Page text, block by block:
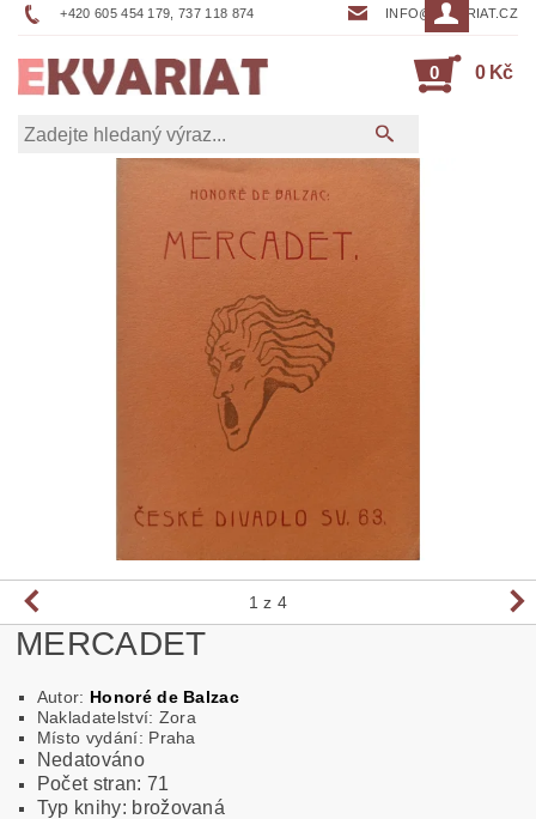
+420 605 454 179, 737 118 874 INFO@EKVARIAT.CZ
0 0 Kč
1 z 4
MERCADET
Autor: Honoré de Balzac
Nakladatelství: Zora
Místo vydání: Praha
Nedatováno
Počet stran: 71
Typ knihy: brožovaná